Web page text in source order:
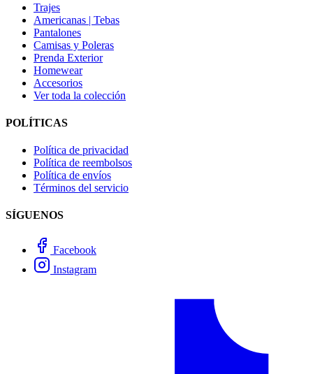
Trajes
Americanas | Tebas
Pantalones
Camisas y Poleras
Prenda Exterior
Homewear
Accesorios
Ver toda la colección
POLÍTICAS
Política de privacidad
Política de reembolsos
Política de envíos
Términos del servicio
SÍGUENOS
Facebook
Instagram